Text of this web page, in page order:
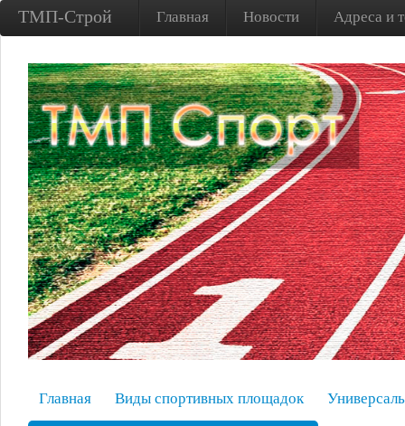
ТМП-Строй Главная Новости Адреса и
Главная Виды спортивных площадок